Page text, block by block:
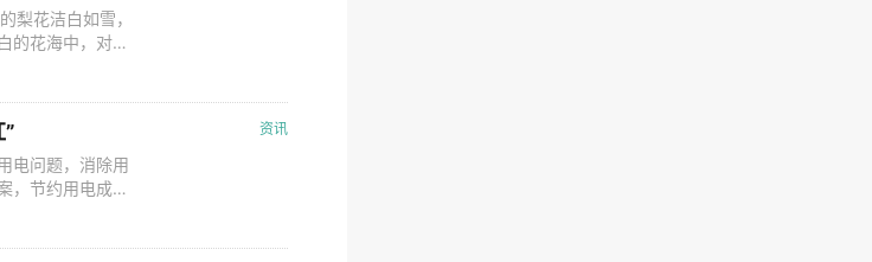
梨花洁白如雪，
的花海中，对梨
雪梨生产基
资讯
电问题，消除用
，节约用电成
河北头等舱供